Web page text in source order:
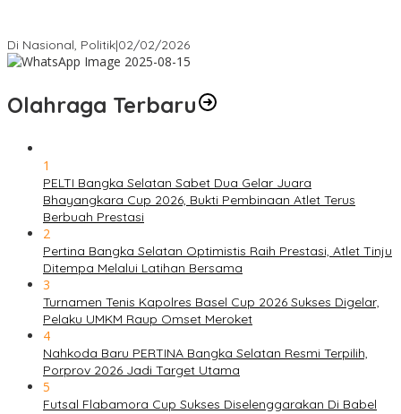
Di Nasional, Politik|02/02/2026
Olahraga Terbaru
1
PELTI Bangka Selatan Sabet Dua Gelar Juara
Bhayangkara Cup 2026, Bukti Pembinaan Atlet Terus
Berbuah Prestasi
2
Pertina Bangka Selatan Optimistis Raih Prestasi, Atlet Tinju
Ditempa Melalui Latihan Bersama
3
Turnamen Tenis Kapolres Basel Cup 2026 Sukses Digelar,
Pelaku UMKM Raup Omset Meroket
4
Nahkoda Baru PERTINA Bangka Selatan Resmi Terpilih,
Porprov 2026 Jadi Target Utama
5
Futsal Flabamora Cup Sukses Diselenggarakan Di Babel